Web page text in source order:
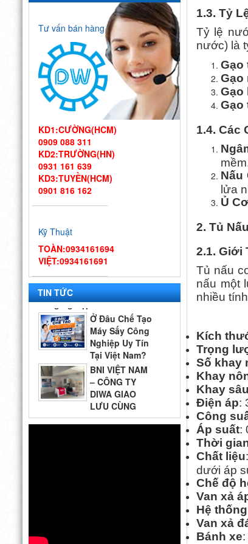
Tư vấn bán hàng
KD1:CƯỜNG(HCM)
0909 088 311
KD2:TRƯỜNG(HN)
0931 161 639
KD3:TUYỀN(HCM)
0901 816 162
Kỹ Thuật
TOÀN:0934161694
VIỆT:0934161691
TIN TỨC
Thiết kế bếp
– Gợi ý quy trình & thiết bị
từ chuyên gia DIWACông ty Vĩnh
Hoàn tới tham quan nhà
máy sản xuất máy rửa chén
công nghiệp DIWA
Ở Đâu Chế Tạo
Máy Sấy Công
Nghiệp Uy Tín
Tại Việt Nam?
Top 5 Địa Chỉ Đáng Tin Cậy
BNI VIỆT NAM
– CÔNG TY
DIWA GIAO
LƯU CÙNG
QUÝ DOANH NGHIỆP VÀ
CÁC GIAN HÀNG THAM GIA
Thiết kế bếp
một chiều đạt
1.3. Tỷ
Tỷ lệ
nước) là
Gạo
Gạo
Gạo
Gạo
1.4. Các
Nấu
lửa
Ủ
2. Tủ
2.1. Giới
Tủ nấu
nấu một
nhiều
Kích
Trọng
Số khay
Khay
Khay sâu
Điện áp:
Công
Áp suất:
Thời
Chất liệu
dưới áp
Chế độ
Van xả
Hệ
Van xả
Bánh xe